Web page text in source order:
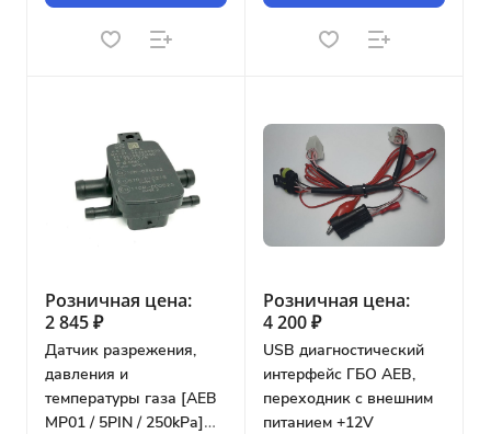
Розничная цена:
2 845 ₽
Датчик разрежения,
давления и
температуры газа [AEB
MP01 / 5PIN / 250kPa]
Розничная цена:
4 200 ₽
USB диагностический
интерфейс ГБО AEB,
переходник с внешним
питанием +12V